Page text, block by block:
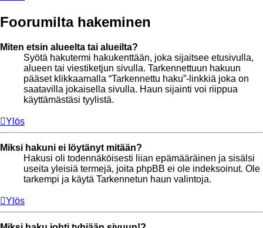
Foorumilta hakeminen
Miten etsin alueelta tai alueilta?
Syötä hakutermi hakukenttään, joka sijaitsee etusivulla,
alueen tai viestiketjun sivulla. Tarkennettuun hakuun
pääset klikkaamalla “Tarkennettu haku”-linkkiä joka on
saatavilla jokaisella sivulla. Haun sijainti voi riippua
käyttämästäsi tyylistä.
Ylös
Miksi hakuni ei löytänyt mitään?
Hakusi oli todennäköisesti liian epämääräinen ja sisälsi
useita yleisiä termejä, joita phpBB ei ole indeksoinut. Ole
tarkempi ja käytä Tarkennetun haun valintoja.
Ylös